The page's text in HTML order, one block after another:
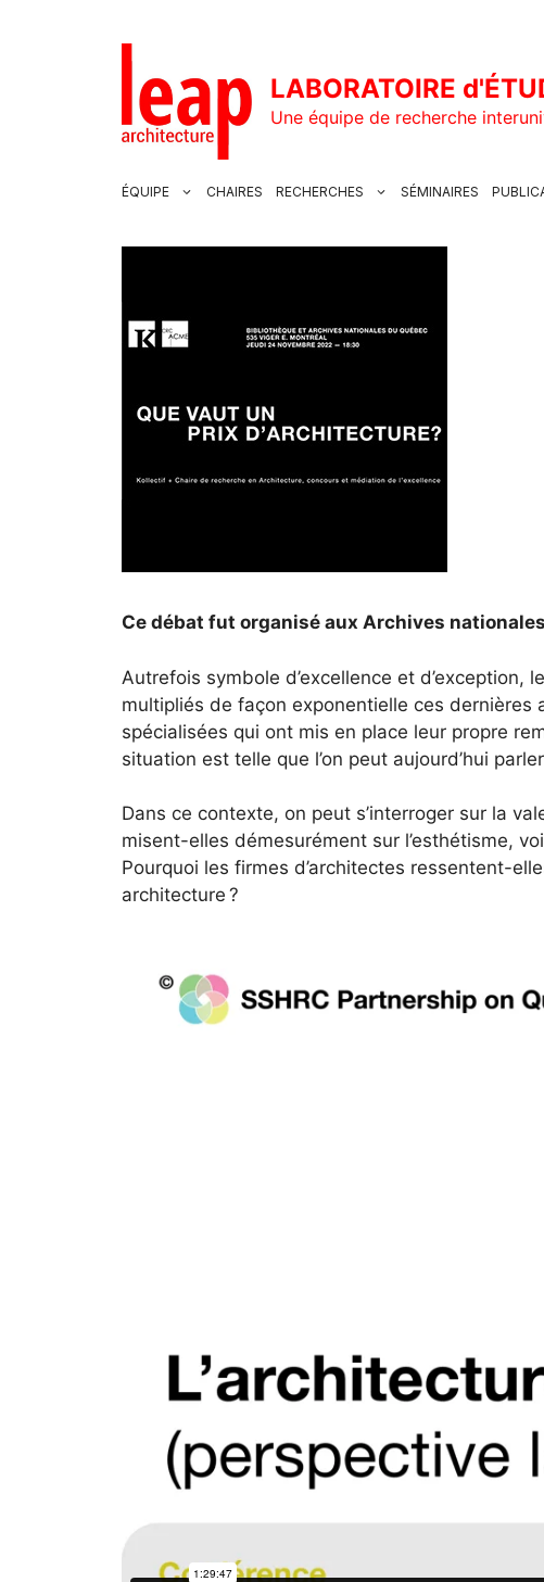
LABORATOIRE
Une équipe de recherche
ÉQUIPE CHAIRES RECHERCHES SÉMINAIRES
Ce débat fut organisé aux Archives
Autrefois symbole d’excellence et
multipliés de façon exponentielle ces
spécialisées qui ont mis en place leur propre
situation est telle que l’on peut aujourd’hui
Dans ce contexte, on peut s’interroger sur la
misent-elles démesurément sur l’esthétisme,
Pourquoi les firmes d’architectes ressentent-
architecture ?